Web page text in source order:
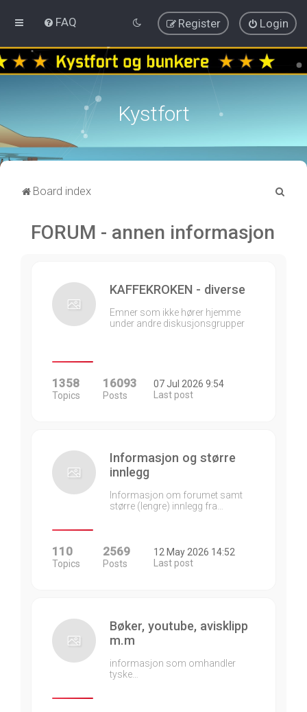
FAQ Login
Register
Kystfort
Board index
FORUM - annen informasjon
KAFFEKROKEN - diverse
Emner som ikke hører hjemme
under andre diskusjonsgrupper
1358
Topics
16093
Posts
07 Jul 2026 9:54
Last post
Informasjon og større
innlegg
Informasjon om forumet samt
større (lengre) innlegg fra…
110
Topics
2569
Posts
12 May 2026 14:52
Last post
Bøker, youtube, avisklipp
m.m
informasjon som omhandler
tyske…